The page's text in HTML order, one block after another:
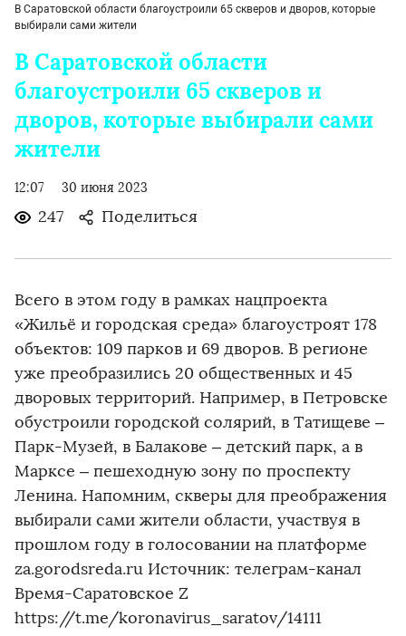
В Саратовской области благоустроили 65 скверов и дворов, которые
выбирали сами жители
В Саратовской области
благоустроили 65 скверов и
дворов, которые выбирали сами
жители
12:07 30 июня 2023
247 Поделиться
Всего в этом году в рамках нацпроекта
«Жильё и городская среда» благоустроят 178
объектов: 109 парков и 69 дворов. В регионе
уже преобразились 20 общественных и 45
дворовых территорий. Например, в Петровске
обустроили городской солярий, в Татищеве –
Парк-Музей, в Балакове – детский парк, а в
Марксе – пешеходную зону по проспекту
Ленина. Напомним, скверы для преображения
выбирали сами жители области, участвуя в
прошлом году в голосовании на платформе
za.gorodsreda.ru Источник: телеграм-канал
Время-Саратовское Z
https://t.me/koronavirus_saratov/14111